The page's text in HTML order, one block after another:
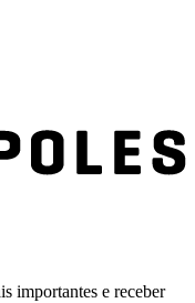
importantes e receber